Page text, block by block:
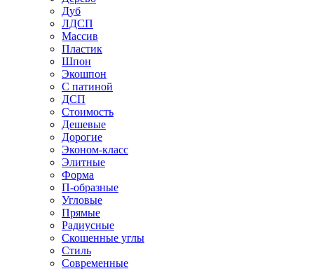
Дуб
ЛДСП
Массив
Пластик
Шпон
Экошпон
С патиной
ДСП
Стоимость
Дешевые
Дорогие
Эконом-класс
Элитные
Форма
П-образные
Угловые
Прямые
Радиусные
Скошенные углы
Стиль
Современные